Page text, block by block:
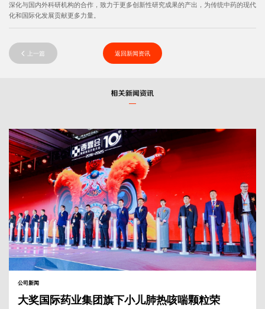
深化与国内外科研机构的合作，致力于更多创新性研究成果的产出，为传统中药的现代
化和国际化发展贡献更多力量。
上一篇 返回新闻资讯
公司新闻
大奖国际药业集团旗下小儿肺热咳喘颗粒荣